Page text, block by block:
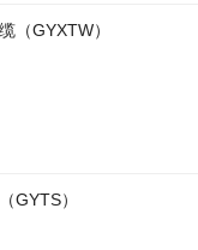
（GYXTW）
GYTS）